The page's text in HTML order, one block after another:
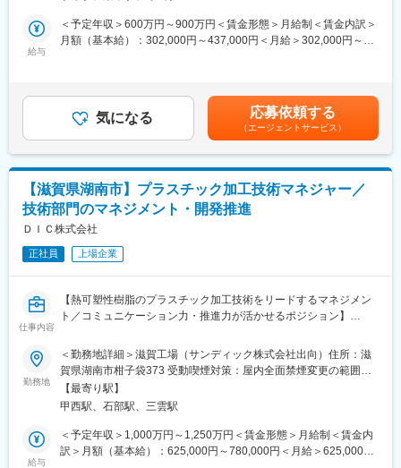
ライン立ち上げまでのアドバイスなど、パッケージシステム全般
に関わる業務も行っている。
将来、技術部門の中核を担っていただける人財を募集していま
す。
■事業・技術の特徴：
グンゼのプラスチックフィルム事業は、医療・産業・包装用途で
培った高機能フィルム技術をベースに、高い加工技術（グラビア
印刷・ラミネート）、環境配慮型材料開発、リサイクル対応設計
を組み合わせた付加価値型ビジネスが強みです。
特に包装分野では、「機能性 × 環境対応」を両立した製品開発に
力を入れており、単なる包装材メーカーではなく、“持続可能なパ
変更の範囲：会社の定める業務
「既存の枠にとらわれず、新しいモノづくりに挑戦したい」
■主な業務内容
・設備仕様の構想～設計・メーカー選定・立上げ
・プロセス妥当性の検証・スケールアップ検討
・海外展示会・技術調査による最先端動向の把握
▽プロジェクト領域
・次世代LIBの革新的製造プロセス研究（完全新規工法含む）
・各種電池のプロセス開発
・電池リサイクル技術（リチウム・コバルト回収）開発
■働き方・仕事の進め方について
なりますが、リモートワークも活用可能です。
開発テーマに基づき、個人の着想やアイデアを織り込みながらス
ケジュール管理を行い、集中して開発を進めることができます。
まだ世にない革新的な電池技術の開発に取り組むことができ、エ
ンジニアとしての技術力を大きく飛躍させるチャンスがありま
給与
＜予定年収＞600万円～900万円＜賃金形態＞月給制＜賃金内訳＞
月額（基本給）：302,000円～437,000円＜月給＞302,000円～
40歳/820万円※20時間/月分の残業代を含む（その他、規定に応じ
て家族手当や住宅手当の支給あり）賃金はあくまでも目安の金額
であり、選考を通じて上下する可能性があります。月給(月額)は固
定手当を含めた表記です。
気になる 応募依頼する
（エージェントサービス）
【滋賀県湖南市】プラスチック加工技術マネジャー／
技術部門のマネジメント・開発推進
ＤＩＣ株式会社
正社員 上場企業
仕事内容
【熱可塑性樹脂のプラスチック加工技術をリードするマネジメン
ト／コミュニケーション力・推進力が活かせるポジション】
■業務概要
当社滋賀工場の技術部門にて、二軸延伸ポリスチレンシートの開
発に関わる技術マネジメント業務をお任せします。
DIC株式会社へ入社後、旭化成株式会社との合弁会社であるサン
ディック株式会社に出向し、組織マネジメントとご自身の技術的
成果を両立するプレイングマネジャーとして活躍いただきます。
合同組織体の一員として、関係者との積極的なコミュニケーショ
勤務地
＜勤務地詳細＞滋賀工場（サンディック株式会社出向）住所：滋
賀県湖南市柑子袋373 受動喫煙対策：屋内全面禁煙変更の範囲：
会社の定める事業所
【最寄り駅】
甲西駅、石部駅、三雲駅
給与
＜予定年収＞1,000万円～1,250万円＜賃金形態＞月給制＜賃金内
訳＞月額（基本給）：625,000円～780,000円＜月給＞625,000円